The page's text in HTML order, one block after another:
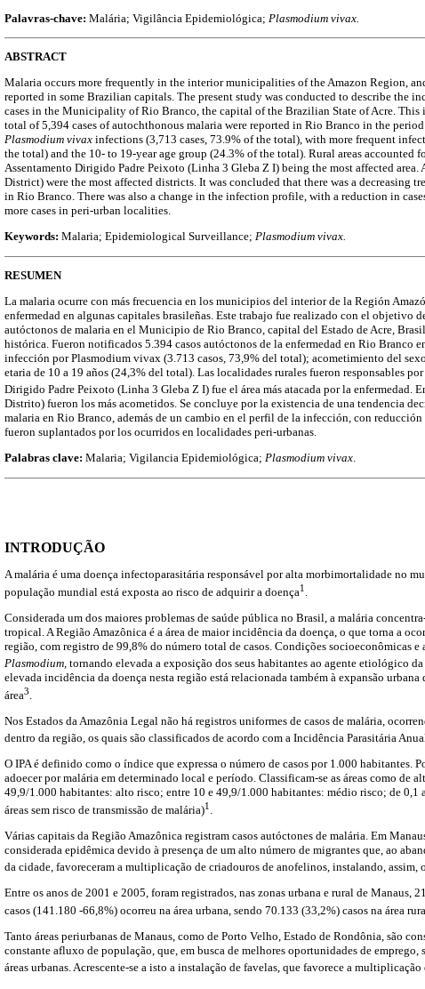
Palavras-chave: Malária; Vigilância Epidemiológica; Plasmodium vivax.
ABSTRACT
Malaria occurs more frequently in the interior municipalities of the Amazon Region,
reported in some Brazilian capitals. The present study was conducted to describe the
cases in the Municipality of Rio Branco, the capital of the Brazilian State of Acre. This
total of 5,394 cases of autochthonous malaria were reported in Rio Branco in the
Plasmodium vivax infections (3,713 cases, 73.9% of the total), with more frequent
the total) and the 10- to 19-year age group (24.3% of the total). Rural areas accounted
Assentamento Dirigido Padre Peixoto (Linha 3 Gleba Z I) being the most affected area.
District) were the most affected districts. It was concluded that there was a decreasing
in Rio Branco. There was also a change in the infection profile, with a reduction in
more cases in peri-urban localities.
Keywords: Malaria; Epidemiological Surveillance; Plasmodium vivax.
RESUMEN
La malaria ocurre con más frecuencia en los municipios del interior de la Región
enfermedad en algunas capitales brasileñas. Este trabajo fue realizado con el objetivo
autóctonos de malaria en el Municipio de Rio Branco, capital del Estado de Acre,
histórica. Fueron notificados 5.394 casos autóctonos de la enfermedad en Rio Branco
infección por Plasmodium vivax (3.713 casos, 73,9% del total); acometimiento del
etaria de 10 a 19 años (24,3% del total). Las localidades rurales fueron responsables
Dirigido Padre Peixoto (Linha 3 Gleba Z I) fue el área más atacada por la enfermedad.
Distrito) fueron los más acometidos. Se concluye por la existencia de una tendencia
malaria en Rio Branco, además de un cambio en el perfil de la infección, con
fueron suplantados por los ocurridos en localidades peri-urbanas.
Palabras clave: Malaria; Vigilancia Epidemiológica; Plasmodium vivax.
INTRODUÇÃO
A malária é uma doença infectoparasitária responsável por alta morbimortalidade no
população mundial está exposta ao risco de adquirir a doença1
Considerada um dos maiores problemas de saúde pública no Brasil, a malária
tropical. A Região Amazônica é a área de maior incidência da doença, o que torna a
região, com registro de 99,8% do número total de casos. Condições socioeconômicas
Plasmodium, tornando elevada a exposição dos seus habitantes ao agente etiológico
elevada incidência da doença nesta região está relacionada também à expansão
área3
Nos Estados da Amazônia Legal não há registros uniformes de casos de malária,
dentro da região, os quais são classificados de acordo com a Incidência Parasitária
O IPA é definido como o índice que expressa o número de casos por 1.000 habitantes.
adoecer por malária em determinado local e período. Classificam-se as áreas como de
49,9/1.000 habitantes: alto risco; entre 10 e 49,9/1.000 habitantes: médio risco; de 0,1
áreas sem risco de transmissão de malária)1
Várias capitais da Região Amazônica registram casos autóctones de malária. Em
considerada epidêmica devido à presença de um alto número de migrantes que, ao
da cidade, favoreceram a multiplicação de criadouros de anofelinos, instalando, assim,
Entre os anos de 2001 e 2005, foram registrados, nas zonas urbana e rural de Manaus,
casos (141.180 -66,8%) ocorreu na área urbana, sendo 70.133 (33,2%) casos na área
Tanto áreas periurbanas de Manaus, como de Porto Velho, Estado de Rondônia, são
constante afluxo de população, que, em busca de melhores oportunidades de emprego,
áreas urbanas. Acrescente-se a isto a instalação de favelas, que favorece a